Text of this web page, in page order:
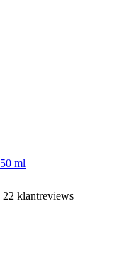
ml
22 klantreviews